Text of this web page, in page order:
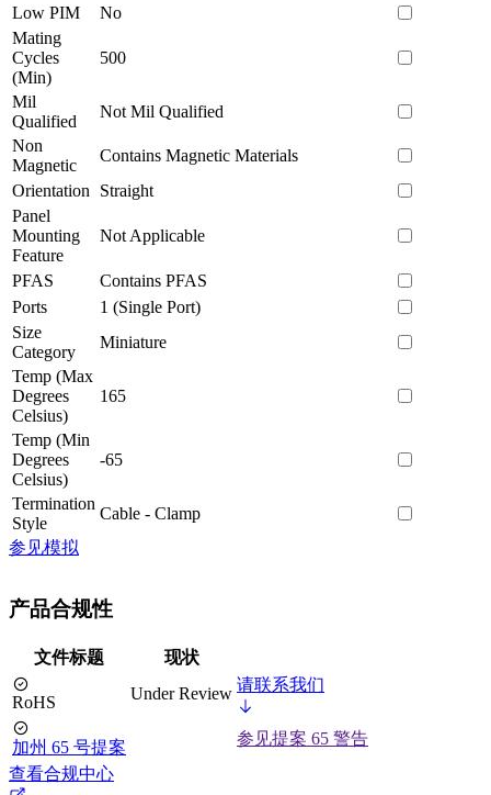
Low PIM
No
Mating
Cycles
(Min)
500
Mil
Qualified
Not Mil Qualified
Non
Magnetic
Contains Magnetic Materials
Orientation
Straight
Panel
Mounting
Feature
Not Applicable
PFAS
Contains PFAS
Ports
1 (Single Port)
Size
Category
Miniature
Temp (Max
Degrees
Celsius)
165
Temp (Min
Degrees
Celsius)
-65
Termination
Style
Cable - Clamp
参见模拟
产品合规性
文件标题 现状
RoHS Under Review 请联系我们
加州 65 号提案
参见提案 65 警告
查看合规中心